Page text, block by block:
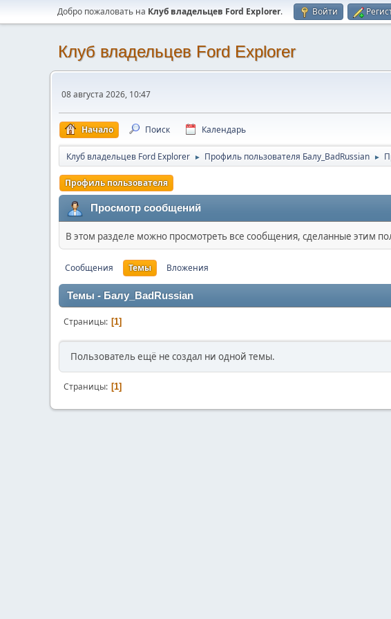
Добро пожаловать на Клуб владельцев Ford Explorer. Войти
Клуб владельцев Ford Explorer
08 августа 2026, 10:47
Начало Поиск Календарь
Клуб владельцев Ford Explorer ► Профиль пользователя Балу_BadRussian ►
Профиль пользователя
Просмотр сообщений
В этом разделе можно просмотреть все сообщения, сделанные этим
Сообщения Темы Вложения
Темы - Балу_BadRussian
Страницы 1
Пользователь ещё не создал ни одной темы.
Страницы 1